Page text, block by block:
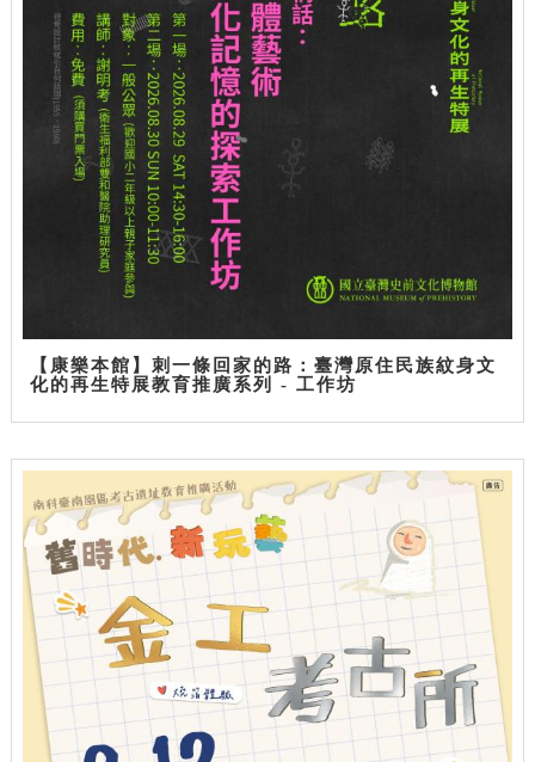
【康樂本館】刺一條回家的路：臺灣原住民族紋身文
化的再生特展教育推廣系列 - 工作坊